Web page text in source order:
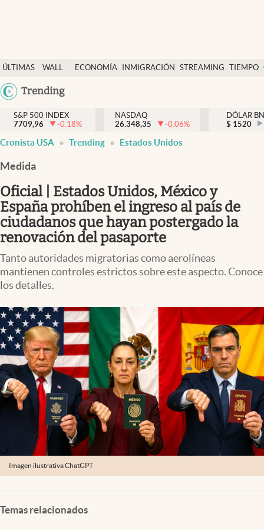
ÚLTIMAS
NOTICIAS
WALL
DÓLAR
ECONOMÍA INMIGRACIÓN STREAMING TIEMPO
México
Trending
Finanzas y economía
Wall Street y dólar
Inmigración
Espiritual
Streaming
Lifestyle
S&P 500 INDEX
7709,96
-0.18%
NASDAQ
26.348,35
-0.06%
DÓLAR
$ 1520
Cronista USA Trending Estados Unidos
Medida
Oficial | Estados Unidos, México y
España prohíben el ingreso al país de
ciudadanos que hayan postergado la
renovación del pasaporte
Tanto autoridades migratorias como aerolíneas
mantienen controles estrictos sobre este aspecto. Conoce
los detalles.
Imagen ilustrativa ChatGPT
Temas relacionados